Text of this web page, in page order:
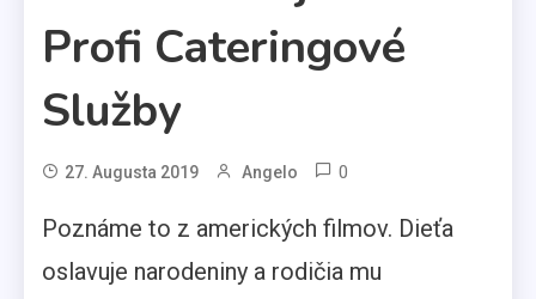
Profi Cateringové
Služby
27. Augusta 2019 Angelo 0
Poznáme to z amerických filmov. Dieťa
oslavuje narodeniny a rodičia mu